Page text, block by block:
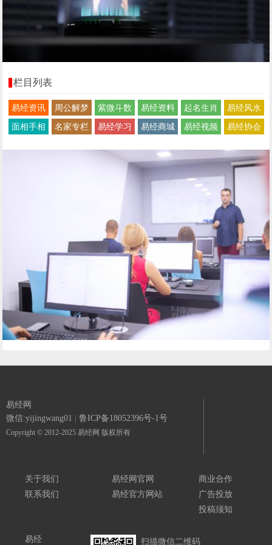
栏目列表
易经资讯 周公解梦 紫微斗数 易经资料 起名生肖
易经风水
面相手相
名家专栏 易经学习 易经商城 易经视频 易经协会
易经网
微信:yijingwang01 鲁ICP备18052396号-1号
Copyright © 2012-2025 易经网 版权所有
关于我们
联系我们
易经网官网
易经官方网站
商业合作
广告投放
投稿须知
易经 扫描微信二维码